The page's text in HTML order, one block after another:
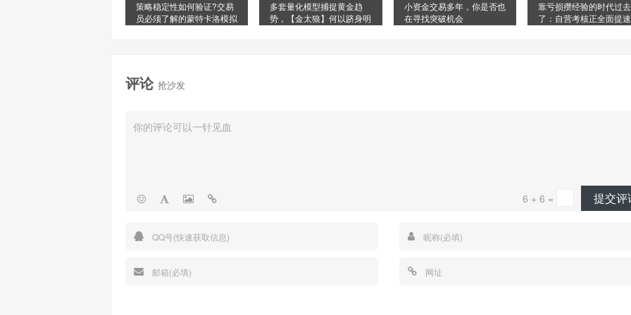
策略稳定性如何验证?交易
员必须了解的蒙特卡洛模拟
多套量化模型捕捉黄金趋
势，【金太狼】何以跻身明
小资金交易多年，你是否也
在寻找突破机会
靠亏损攒经验的时代过去
了：自营考核正全面提
评论 抢沙发
6 + 6 = 提交评